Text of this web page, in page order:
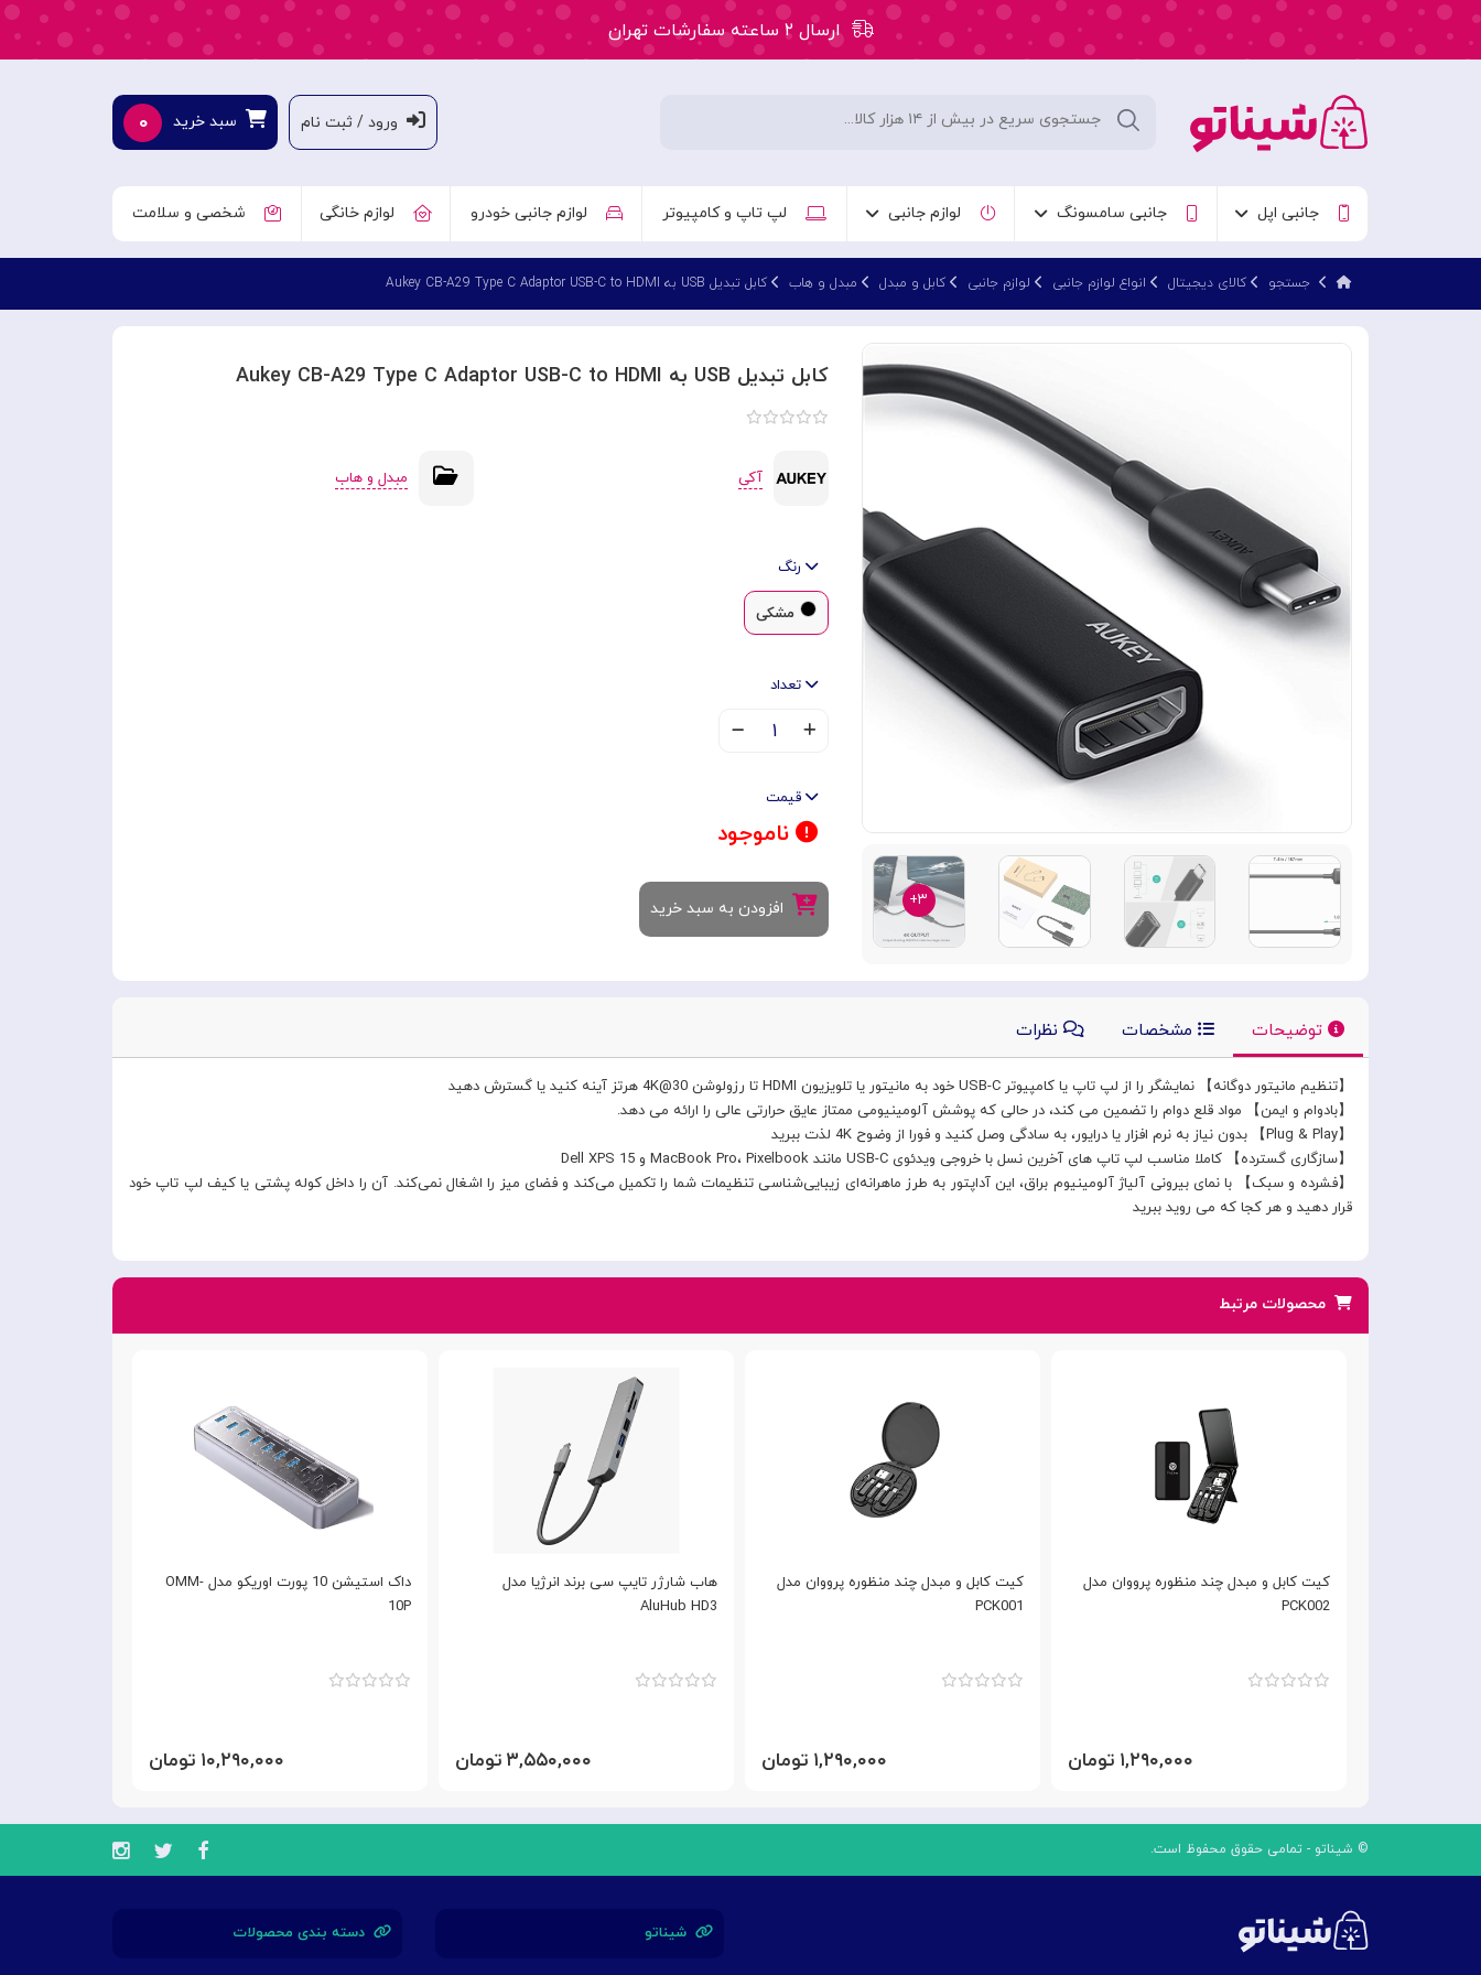
ارسال ۲ ساعته سفارشات تهران
ورود / ثبت نام سبد خرید ۰
جانبی اپل جانبی سامسونگ لوازم جانبی لپ تاپ و کامپیوتر لوازم جانبی خودرو لوازم خانگی شخصی و سلامت
جستجو کالای دیجیتال انواع لوازم جانبی لوازم جانبی کابل و مبدل مبدل و هاب کابل تبدیل USB به Aukey CB-A29 Type C Adaptor USB-C to HDMI
۳+
کابل تبدیل USB به Aukey CB-A29 Type C Adaptor USB-C to HDMI
آکی مبدل و هاب
رنگ
مشکی
تعداد
۱
قیمت
ناموجود
افزودن به سبد خرید
توضیحات مشخصات نظرات
【تنظیم مانیتور دوگانه】 نمایشگر را از لپ تاپ یا کامپیوتر USB-C خود به مانیتور یا تلویزیون HDMI تا رزولوشن 4K@30 هرتز آینه کنید یا گسترش دهید
【بادوام و ایمن】 مواد قلع دوام را تضمین می کند، در حالی که پوشش آلومینیومی ممتاز عایق حرارتی عالی را ارائه می دهد.
【Plug & Play】 بدون نیاز به نرم افزار یا درایور، به سادگی وصل کنید و فورا از وضوح 4K لذت ببرید
【سازگاری گسترده】 کاملا مناسب لپ تاپ های آخرین نسل با خروجی ویدئوی USB-C مانند MacBook Pro، Pixelbook و Dell XPS 15
【فشرده و سبک】 با نمای بیرونی آلیاژ آلومینیوم براق، این آداپتور به طرز ماهرانه‌ای زیبایی‌شناسی تنظیمات شما را تکمیل می‌کند و فضای میز را اشغال نمی‌کند. آن را داخل کوله پشتی یا کیف لپ تاپ خود
قرار دهید و هر کجا که می روید ببرید
محصولات مرتبط
داک استیشن 10 پورت اوریکو مدل OMM-
10P
۱۰,۲۹۰,۰۰۰ تومان
هاب شارژر تایپ سی برند انرژیا مدل
AluHub HD3
۳,۵۵۰,۰۰۰ تومان
کیت کابل و مبدل چند منظوره پرووان مدل
PCK001
۱,۲۹۰,۰۰۰ تومان
کیت کابل و مبدل چند منظوره پرووان مدل
PCK002
۱,۲۹۰,۰۰۰ تومان
© شیناتو - تمامی حقوق محفوظ است.
شیناتو دسته بندی محصولات